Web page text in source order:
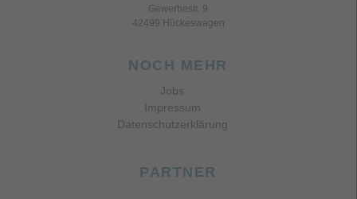
Gewerbestr. 9
42499 Hückeswagen
NOCH MEHR
Jobs
Impressum
Datenschutzerklärung
PARTNER